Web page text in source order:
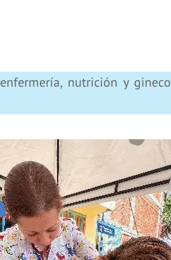
nutrición y